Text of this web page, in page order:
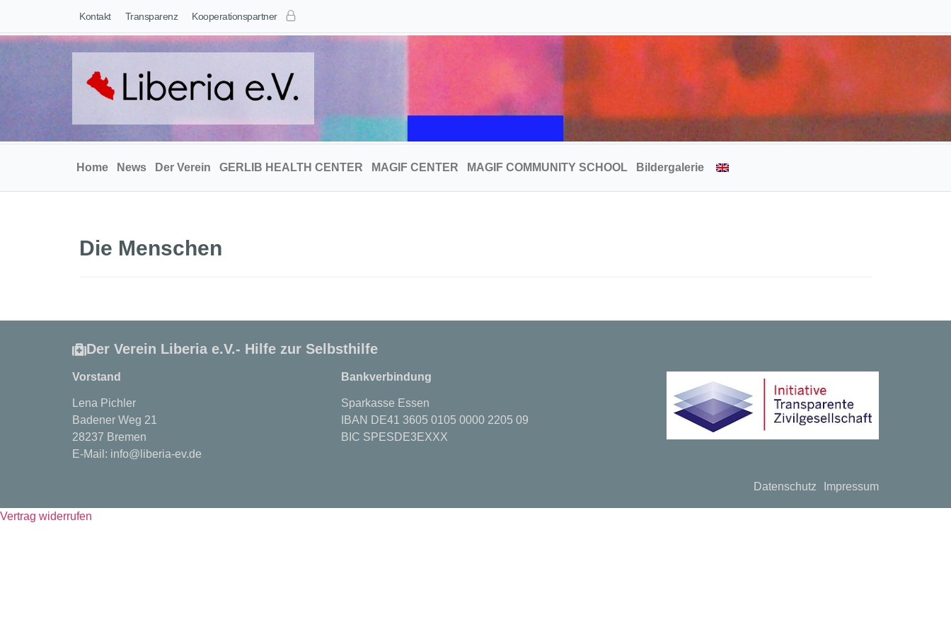
Kontakt Transparenz Kooperationspartner
Home News Der Verein GERLIB HEALTH CENTER MAGIF CENTER MAGIF COMMUNITY SCHOOL Bildergalerie
Die Menschen
Der Verein Liberia e.V.- Hilfe zur Selbsthilfe
Vorstand
Lena Pichler
Badener Weg 21
28237 Bremen
E-Mail: info@liberia-ev.de
Bankverbindung
Sparkasse Essen
IBAN DE41 3605 0105 0000 2205 09
BIC SPESDE3EXXX
Datenschutz Impressum
Vertrag widerrufen